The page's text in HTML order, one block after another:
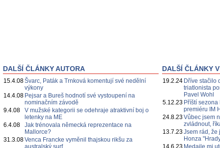
DALŠÍ ČLÁNKY AUTORA
15.4.08Švarc, Paták a Trnková komentují své nedělní
výkony
14.4.08 Pejsar a Bureš hodnotí své vystoupení na
nominačním závodě
9.4.08
V mužské kategorii se odehraje atraktivní boj o
letenky na ME
6.4.08
Jak trénovala německá reprezentace na
Mallorce?
31.3.08Venca Francke vyměnil thajskou rikšu za
australský surf
DALŠÍ ČLÁNKY
19.2.24 Dříve stačilo
triatlonista
Pavel Wohl
5.12.23 Příští
premiéru IM
24.8.23Vůbec jsem
zvládnout,
13.7.23Jsem rád, že
Honza
14.6.23 Medaile mi